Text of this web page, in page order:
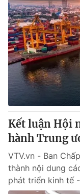
Kết luận Hội
hành Trung
VTV.vn - Ban
thành nội dung
phát triển kinh tế